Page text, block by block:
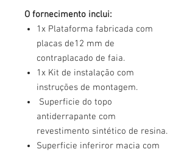
O fornecimento inclui:
1x Plataforma fabricada com
placas de12 mm de
contraplacado de faia.
1x Kit de instalação com
instruções de montagem.
Superficie do topo
antiderrapante com
revestimento sintético de resina.
Superficie inferiror macia com